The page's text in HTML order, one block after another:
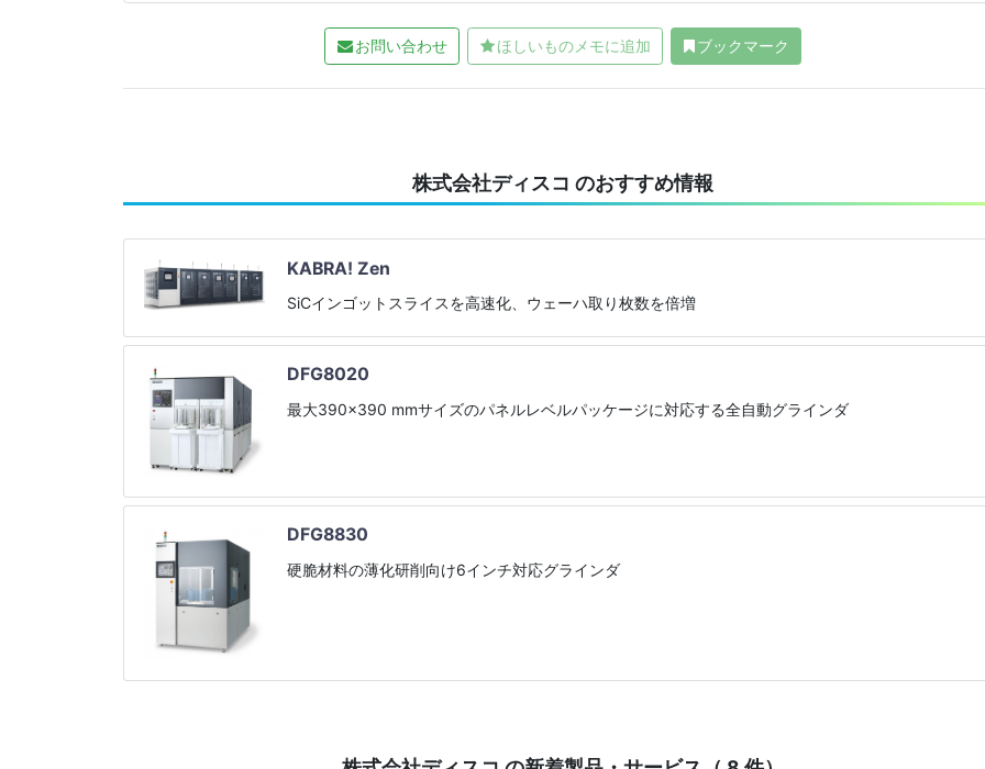
お問い合わせ ほしいものメモに追加 ブックマーク
株式会社ディスコ のおすすめ情報
KABRA! Zen
SiCインゴットスライスを高速化、ウェーハ取り枚数を倍増
DFG8020
最大390×390 mmサイズのパネルレベルパッケージに対応する全自動グラインダ
DFG8830
硬脆材料の薄化研削向け6インチ対応グラインダ